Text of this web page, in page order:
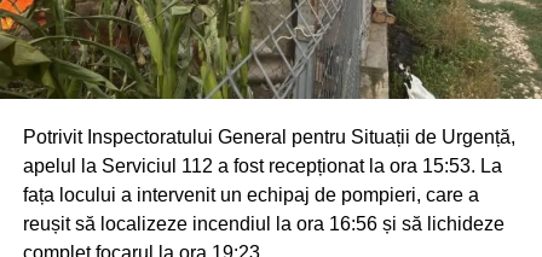
Potrivit Inspectoratului General pentru Situații de Urgență,
apelul la Serviciul 112 a fost recepționat la ora 15:53. La
fața locului a intervenit un echipaj de pompieri, care a
reușit să localizeze incendiul la ora 16:56 și să lichideze